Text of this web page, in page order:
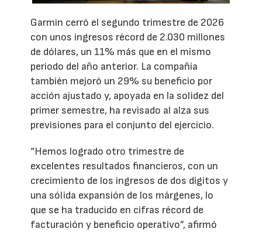
Garmin cerró el segundo trimestre de 2026
con unos ingresos récord de 2.030 millones
de dólares, un 11% más que en el mismo
periodo del año anterior. La compañía
también mejoró un 29% su beneficio por
acción ajustado y, apoyada en la solidez del
primer semestre, ha revisado al alza sus
previsiones para el conjunto del ejercicio.
“Hemos logrado otro trimestre de
excelentes resultados financieros, con un
crecimiento de los ingresos de dos dígitos y
una sólida expansión de los márgenes, lo
que se ha traducido en cifras récord de
facturación y beneficio operativo”, afirmó